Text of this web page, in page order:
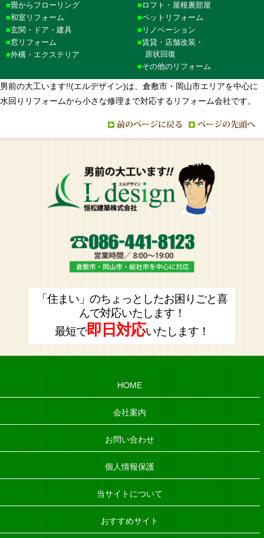
畳からフローリング
和室リフォーム
玄関・ドア・建具
窓リフォーム
外構・エクステリア
ロフト・屋根裏部屋
ペットリフォーム
リノベーション
賃貸・店舗改装・
原状回復
その他のリフォーム
男前の大工います!!(エルデザイン)は、倉敷市・岡山市エリアを中心に
水回りリフォームから小さな修理まで対応するリフォーム会社です。
「住まい」のちょっとしたお困りごと喜
んで対応いたします！
最短で即日対応いたします！
HOME
会社案内
お問い合わせ
個人情報保護
当サイトについて
おすすめサイト